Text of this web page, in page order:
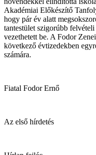
Akadémiai Előkészítő
hogy pár év alatt
tantestület szigorúbb
vezethetett be. A Fodor
következő évtizedekben
számára.
Fiatal Fodor Ernő
Az első hírdetés